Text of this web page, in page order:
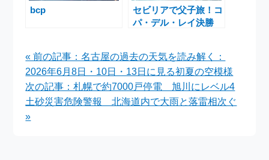
bcp
セビリアで父子旅！コ
パ・デル・レイ決勝
エダ
« 前の記事：名古屋の過去の天気を読み解く：
2026年6月8日・10日・13日に見る初夏の空模様
次の記事：札幌で約7000戸停電 旭川にレベル4
土砂災害危険警報 北海道内で大雨と落雷相次ぐ
»